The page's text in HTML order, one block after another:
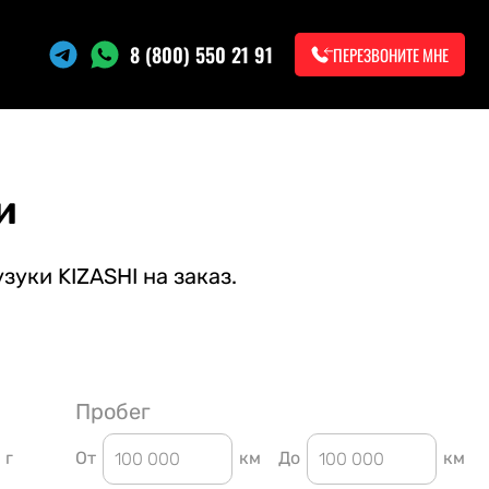
8 (800) 550 21 91 ПЕРЕЗВОНИТЕ МНЕ
KIZASHI на заказ.
г
Пробег
От км До км